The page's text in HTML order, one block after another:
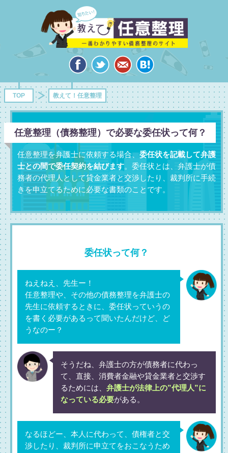
TOP 教えて！任意整理
任意整理（債務整理）で必要な委任状って何？
任意整理を弁護士に依頼する場合、委任状を記載して弁護
士との間で委任契約を結びます。委任状とは、弁護士が債
務者の代理人として貸金業者と交渉したり、裁判所に手続
きを申立てるために必要な書類のことです。
委任状って何？
ねえねえ、先生ー！
任意整理や、その他の債務整理を弁護士の
先生に依頼するときに、委任状っていうの
を書く必要があるって聞いたんだけど、ど
うなのー？
そうだね、弁護士の方が債務者に代わっ
て、直接、消費者金融や貸金業者と交渉す
るためには、 弁護士が法律上の”代理人”に
なっている必要がある。
なるほどー、本人に代わって、債権者と交
渉したり、裁判所に申立てをおこなうため